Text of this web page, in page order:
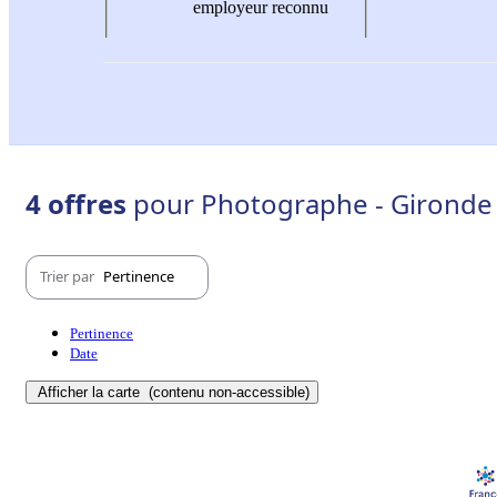
employeur reconnu
4 offres pour Photographe - Gironde
Trier par Pertinence
Pertinence
Date
Afficher la carte (contenu non-accessible)